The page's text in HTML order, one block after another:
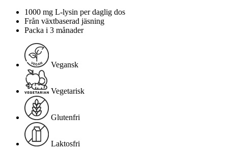
1000 mg L-lysin per daglig dos
Från växtbaserad jäsning
Packa i 3 månader
Vegansk
Vegetarisk
Glutenfri
Laktosfri